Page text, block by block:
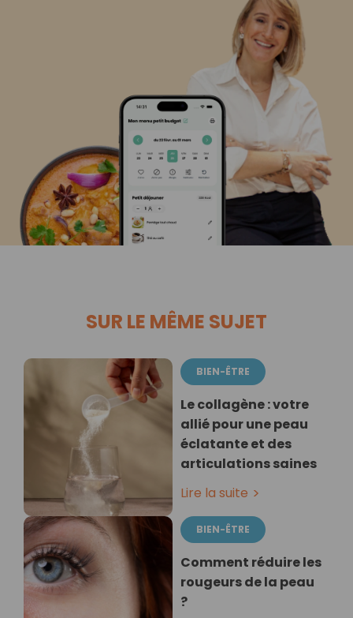
SUR LE MÊME SUJET
BIEN-ÊTRE
Le collagène : votre
allié pour une peau
éclatante et des
articulations saines
Lire la suite
BIEN-ÊTRE
Comment réduire les
rougeurs de la peau
?